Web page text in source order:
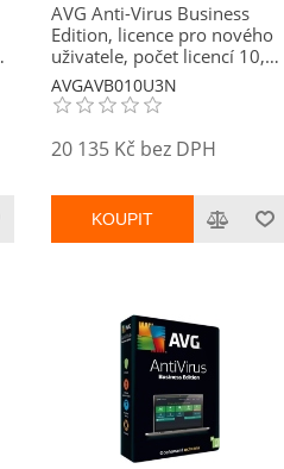
AVG Anti-Virus Business
Edition, licence pro nového
uživatele, počet licencí 10,
platnost 3 roky
AVGAVB010U3N
20 135 Kč bez DPH
KOUPIT